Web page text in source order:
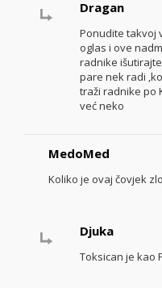
Dragan
Ponudite takvoj
oglas i ove
radnike
pare nek radi
traži radnike po
već neko
MedoMed
Koliko je ovaj čovjek
Djuka
Toksican je kao